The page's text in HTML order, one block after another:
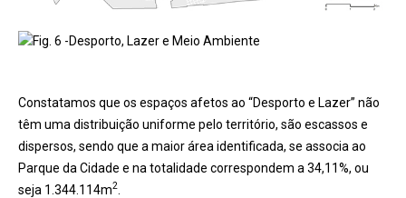
Fig. 6 -Desporto, Lazer e Meio Ambiente
Constatamos que os espaços afetos ao “Desporto e Lazer” não
têm uma distribuição uniforme pelo território, são escassos e
dispersos, sendo que a maior área identificada, se associa ao
Parque da Cidade e na totalidade correspondem a 34,11%, ou
seja 1.344.114m2